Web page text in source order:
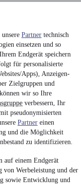
Partner technisch
einsetzen und so
Endgerät speichern
für personalisierte
Apps), Anzeigen-
Zielgruppen und
wir so Ihre
verbessern, Ihr
pseudonymisierten
Partner einen
und die Möglichkeit
zu identifizieren.
auf einem Endgerät
von Werbeleistung und der
sowie Entwicklung und